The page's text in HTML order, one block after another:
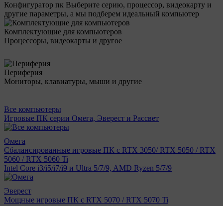
Конфигуратор пк Выберите серию, процессор, видеокарту и
другие параметры, а мы подберем идеальный компьютер
Комплектующие для компьютеров
Процессоры, видеокарты и другое
Периферия
Мониторы, клавиатуры, мыши и другие
Все компьютеры
Игровые ПК серии Омега, Эверест и Рассвет
Омега
Сбалансированные игровые ПК с RTX 3050/ RTX 5050 / RTX
5060 / RTX 5060 Ti
Intel Core i3/i5/i7/i9 и Ultra 5/7/9, AMD Ryzen 5/7/9
Эверест
Мощные игровые ПК с RTX 5070 / RTX 5070 Ti